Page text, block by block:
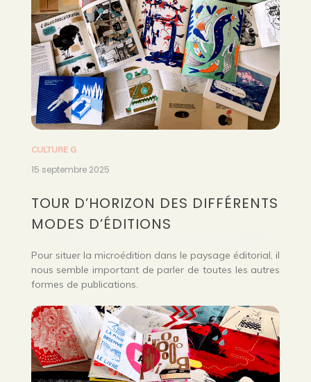
CULTURE G
15 septembre 2025
TOUR D’HORIZON DES DIFFÉRENTS
MODES D’ÉDITIONS
Pour situer la microédition dans le paysage éditorial, il
nous semble important de parler de toutes les autres
formes de publications.